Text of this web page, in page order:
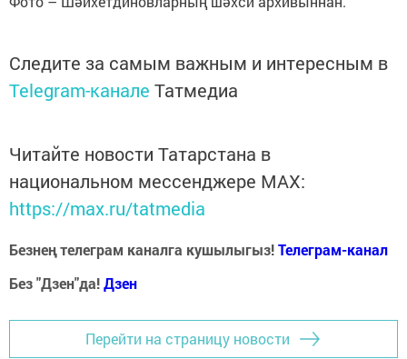
Следите за самым важным и интересным в
Telegram-канале Татмедиа
Читайте новости Татарстана в
национальном мессенджере MАХ:
https://max.ru/tatmedia
Безнең телеграм каналга кушылыгыз!Телеграм-канал
Без "Дзен"да!Дзен
Перейти на страницу новости